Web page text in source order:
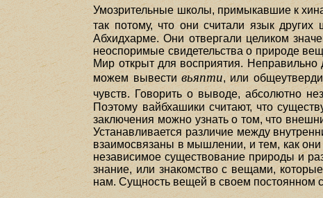
Умозрительные школы, примыкавшие к
так потому, что они считали язык
Абхидхарме. Они отвергали целиком
неоспоримые свидетельства о природе
Мир открыт для восприятия.
можем вывестивьяпти, или
чувств. Говорить о выводе, абсолютно
Поэтому вайбхашики считают, что
заключения можно узнать о том, что
Устанавливается различие между
взаимосвязаны в мышлении, и тем, как
независимое существование природы и
знание, или знакомство с вещами,
нам. Сущность вещей в своем постоянном